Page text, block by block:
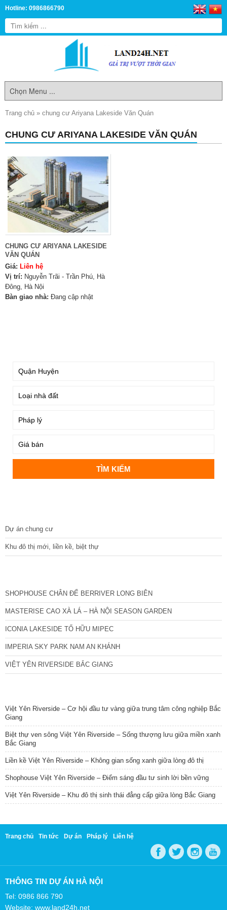
Hotline: 0986866790
Trang chủ » chung cư Ariyana Lakeside Văn Quán
CHUNG CƯ ARIYANA LAKESIDE VĂN QUÁN
CHUNG CƯ ARIYANA LAKESIDE
VĂN QUÁN
Giá: Liên hệ
Vị trí: Nguyễn Trãi - Trần Phú, Hà
Đông, Hà Nội
Bàn giao nhà: Đang cập nhật
Dự án chung cư
Khu đô thị mới, liền kề, biệt thự
SHOPHOUSE CHÂN ĐẾ BERRIVER LONG BIÊN
MASTERISE CAO XÀ LÁ – HÀ NỘI SEASON GARDEN
ICONIA LAKESIDE TỐ HỮU MIPEC
IMPERIA SKY PARK NAM AN KHÁNH
VIỆT YÊN RIVERSIDE BẮC GIANG
Việt Yên Riverside – Cơ hội đầu tư vàng giữa trung tâm công nghiệp Bắc
Giang
Biệt thự ven sông Việt Yên Riverside – Sống thượng lưu giữa miền xanh
Bắc Giang
Liền kề Việt Yên Riverside – Không gian sống xanh giữa lòng đô thị
Shophouse Việt Yên Riverside – Điểm sáng đầu tư sinh lời bền vững
Việt Yên Riverside – Khu đô thị sinh thái đẳng cấp giữa lòng Bắc Giang
Trang chủ Tin tức Dự án Pháp lý Liên hệ
THÔNG TIN DỰ ÁN HÀ NỘI
Tel: 0986 866 790
Website: www.land24h.net